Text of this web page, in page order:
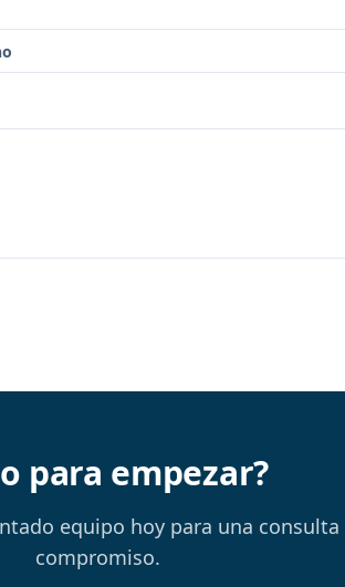
para empezar?
equipo hoy para una
compromiso.